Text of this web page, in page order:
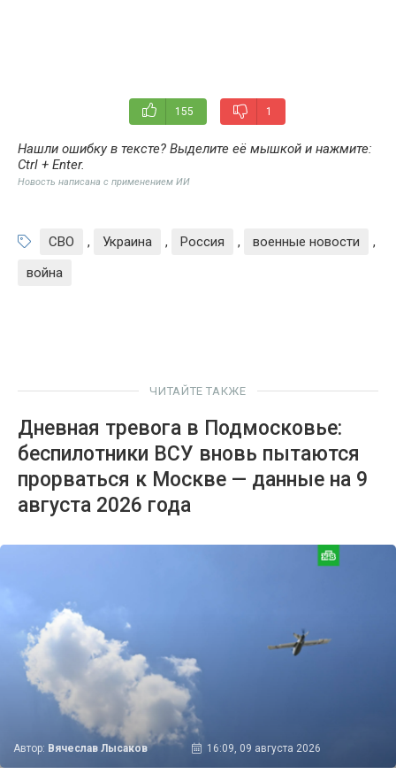
155 1
Нашли ошибку в тексте? Выделите её мышкой и нажмите:
Ctrl + Enter.
Новость написана с применением ИИ
СВО , Украина , Россия , военные новости
,
война
ЧИТАЙТЕ ТАКЖЕ
Дневная тревога в Подмосковье:
беспилотники ВСУ вновь пытаются
прорваться к Москве — данные на 9
августа 2026 года
Автор: Вячеслав Лысаков 16:09, 09 августа 2026